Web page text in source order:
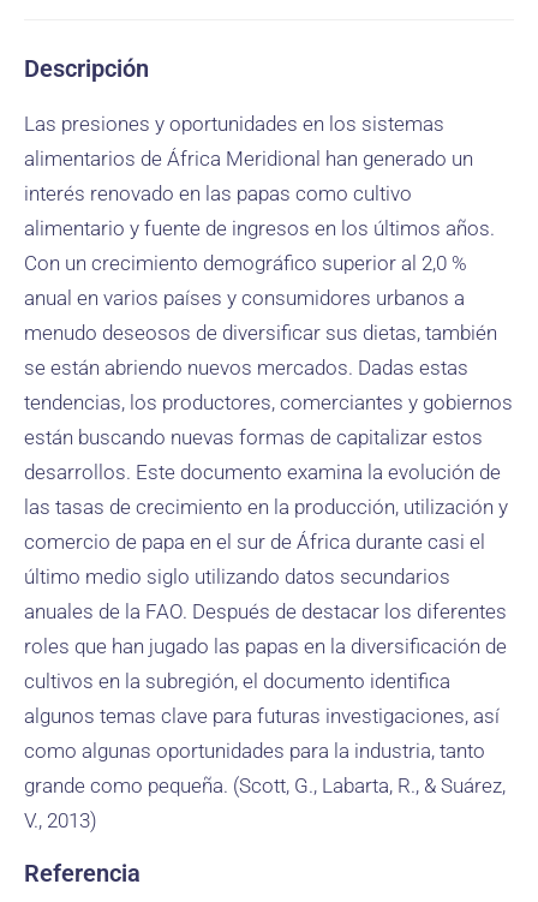
Descripción
Las presiones y oportunidades en los sistemas
alimentarios de África Meridional han generado un
interés renovado en las papas como cultivo
alimentario y fuente de ingresos en los últimos años.
Con un crecimiento demográfico superior al 2,0 %
anual en varios países y consumidores urbanos a
menudo deseosos de diversificar sus dietas, también
se están abriendo nuevos mercados. Dadas estas
tendencias, los productores, comerciantes y gobiernos
están buscando nuevas formas de capitalizar estos
desarrollos. Este documento examina la evolución de
las tasas de crecimiento en la producción, utilización y
comercio de papa en el sur de África durante casi el
último medio siglo utilizando datos secundarios
anuales de la FAO. Después de destacar los diferentes
roles que han jugado las papas en la diversificación de
cultivos en la subregión, el documento identifica
algunos temas clave para futuras investigaciones, así
como algunas oportunidades para la industria, tanto
grande como pequeña. (Scott, G., Labarta, R., & Suárez,
V., 2013)
Referencia